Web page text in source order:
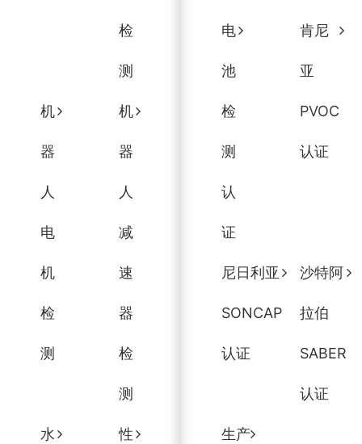
检
测
机
器
人
电
机
检
测
机
器
人
减
速
器
检
测
水 性
电
池
检
测
认
证
肯尼
亚
PVOC
认证
尼日利亚
SONCAP
认证
沙特阿
拉伯
SABER
认证
生产